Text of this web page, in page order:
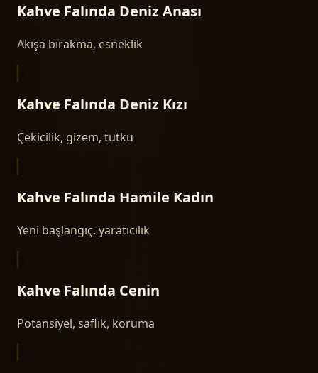
Kahve Falında Deniz Anası
Akışa bırakma, esneklik
Kahve Falında Deniz Kızı
Çekicilik, gizem, tutku
Kahve Falında Hamile Kadın
Yeni başlangıç, yaratıcılık
Kahve Falında Cenin
Potansiyel, saflık, koruma